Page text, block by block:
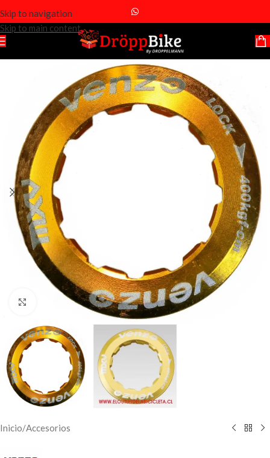
Skip to navigation
Skip to main content
Click to enlarge
Inicio/Accesorios